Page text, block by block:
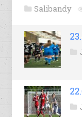
Salibandy